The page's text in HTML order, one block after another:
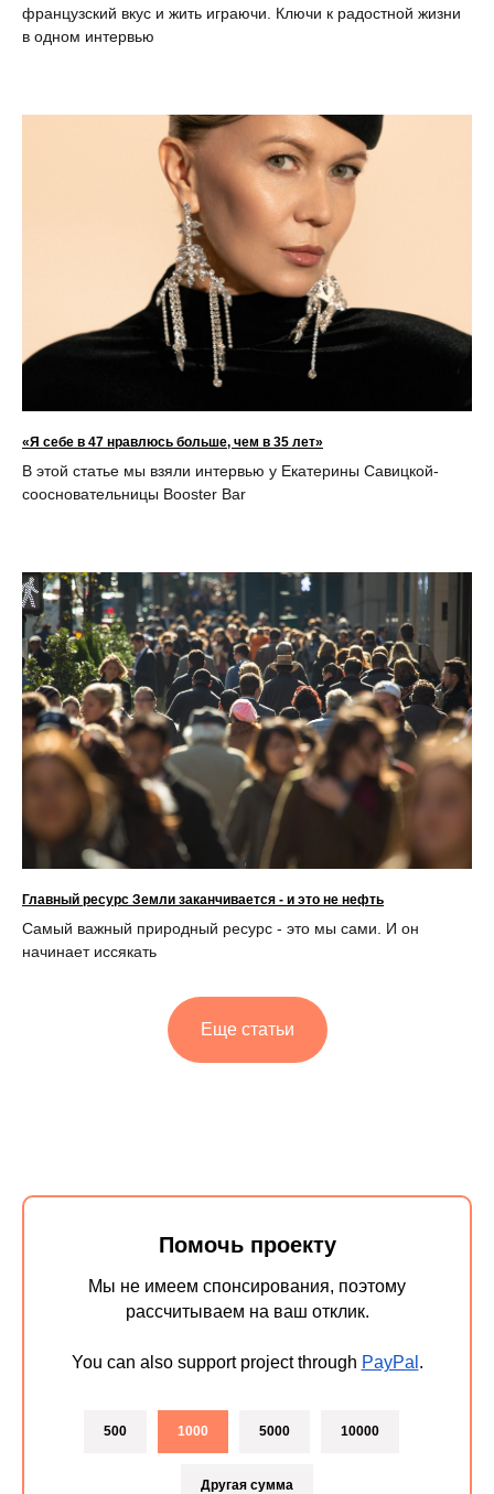
французский вкус и жить играючи. Ключи к радостной жизни
в одном интервью
«Я себе в 47 нравлюсь больше, чем в 35 лет»
В этой статье мы взяли интервью у Екатерины Савицкой-
соосновательницы Booster Bar
Главный ресурс Земли заканчивается - и это не нефть
Самый важный природный ресурс - это мы сами. И он
начинает иссякать
Еще статьи
Помочь проекту
Мы не имеем спонсирования, поэтому
рассчитываем на ваш отклик.
You can also support project through PayPal .
500 1000 5000 10000
Другая сумма